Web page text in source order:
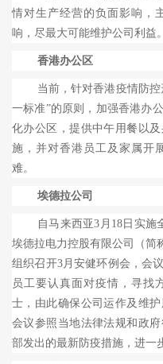
情对生产经营的负面影响，
响，尽最大可能维护公司利益。
香港办公区
当前，针对香港疫情防
一标准”的原则，加强香港办
化办公区，提供中午用餐以
施，并对香港员工及家属开
难。
埃德拉公司
自马来西亚3 月 18 日实施
埃德拉电力控股有限公司（简
组织召开3月安健环例会，会
员工要认真面对疫情，寻找
士，由此确保公司运作及维
会议参照当地法律法规和政
部发出的最新防疫措施，进一